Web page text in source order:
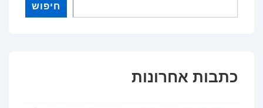
חיפוש
כתבות אחרונות